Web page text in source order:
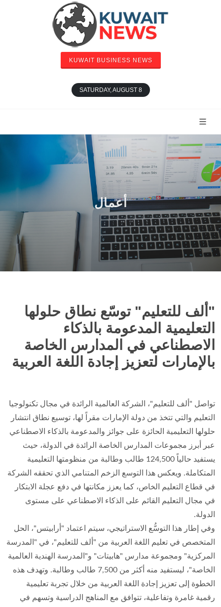
KUWAIT BUSINESS NEWS
SATURDAY, AUGUST 8
أعمال
"ألف للتعليم" توسّع نطاق حلولها
التعليمية المدعومة بالذكاء
الاصطناعي في المدارس الخاصة
بالإمارات لتعزيز إجادة اللغة العربية
تواصل "ألف للتعليم"، الشركة العالمية الرائدة في مجال تكنولوجيا
التعليم والتي تتخذ من دولة الإمارات مقراً لها، توسيع نطاق انتشار
حلولها التعليمية الحائزة على جوائز والمدعومة بالذكاء الاصطناعي
عبر أبرز مجموعات المدارس الخاصة الرائدة في الدولة، حيث
يستفيد حالياً 124,500 طالب وطالبة من منظومتها التعليمية
المتكاملة. ويعكس هذا التوسع الزخم المتنامي الذي تحققه الشركة
في قطاع التعليم الخاص، كما يعزز مكانتها في دفع عجلة الابتكار
في مجال التعليم القائم على الذكاء الاصطناعي على مستوى
الدولة.
وفي إطار هذا التوسُّع الاستراتيجي، سيتم اعتماد "أرابيتس"، الحل
المتخصص في تعليم اللغة العربية من "ألف للتعليم"، في "المدرسة
المركزية" ومجموعة مدارس "هابيتات" و"المدرسة الهندية العالمية
الخاصة"، ليستفيد منه أكثر من 7,500 طالب وطالبة. وتهدف هذه
الخطوة إلى تعزيز إجادة اللغة العربية من خلال تجربة تعليمية
رقمية غامرة وتفاعلية، تتوافق مع المناهج الدراسية وتسهم في